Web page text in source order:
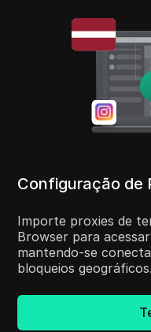
Configuração de
Importe proxies de
Browser para
mantendo-se
bloqueios geográficos.